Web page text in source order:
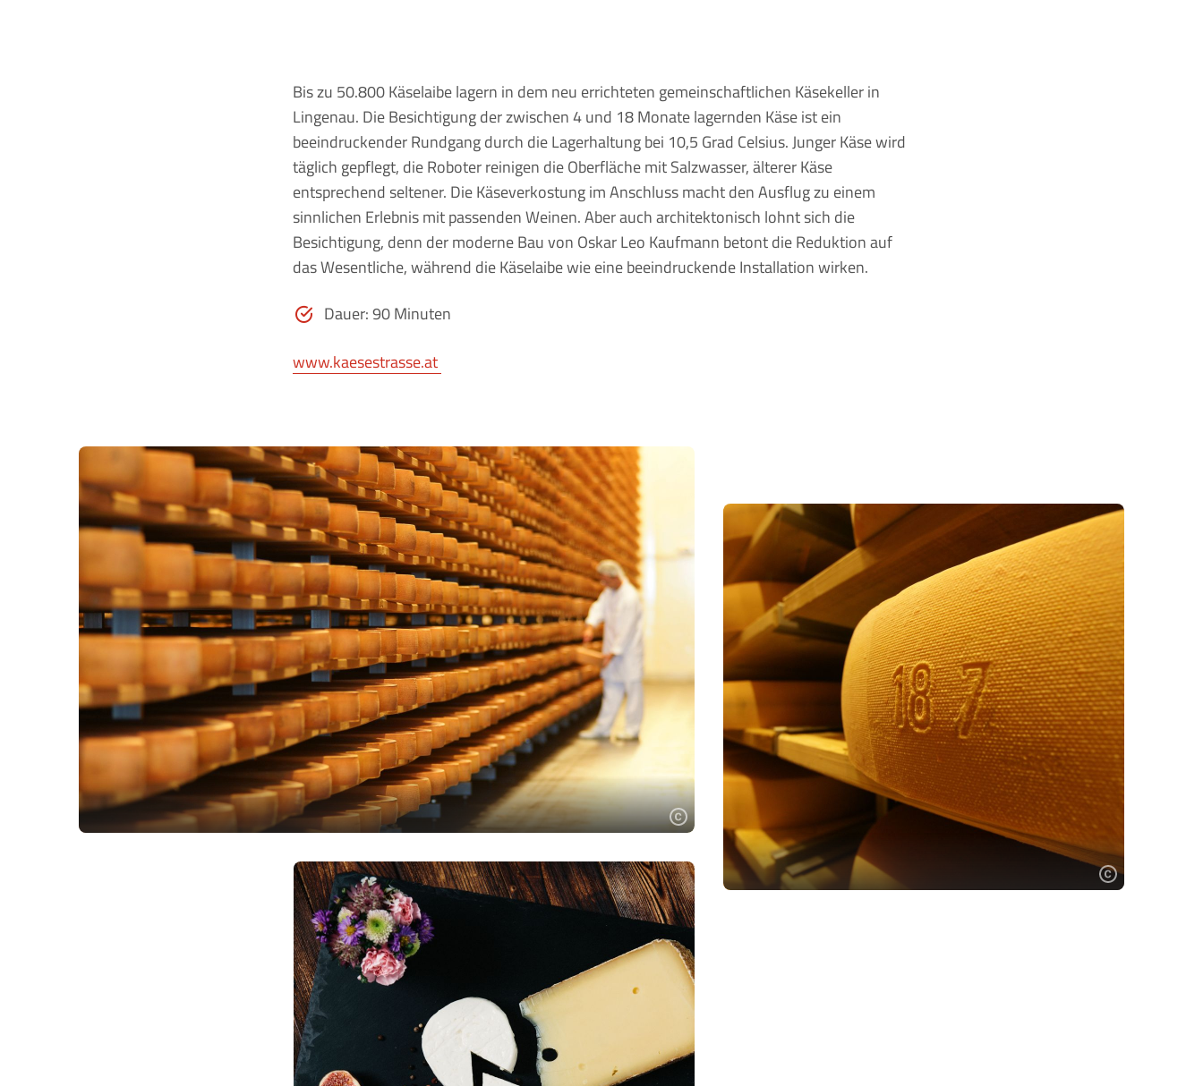
Bis zu 50.800 Käselaibe lagern in dem neu errichteten gemeinschaftlichen Käsekeller in
Lingenau. Die Besichtigung der zwischen 4 und 18 Monate lagernden Käse ist ein
beeindruckender Rundgang durch die Lagerhaltung bei 10,5 Grad Celsius. Junger Käse wird
täglich gepflegt, die Roboter reinigen die Oberfläche mit Salzwasser, älterer Käse
entsprechend seltener. Die Käseverkostung im Anschluss macht den Ausflug zu einem
sinnlichen Erlebnis mit passenden Weinen. Aber auch architektonisch lohnt sich die
Besichtigung, denn der moderne Bau von Oskar Leo Kaufmann betont die Reduktion auf
das Wesentliche, während die Käselaibe wie eine beeindruckende Installation wirken.
Dauer: 90 Minuten
www.kaesestrasse.at